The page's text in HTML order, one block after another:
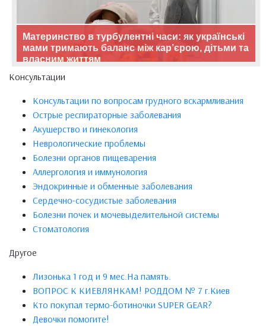
Материнство в турбулентні часи: як українські
мами тримають баланс між кар’єрою, дітьми та
власним життям
Консультации
Консультации по вопросам грудного вскармливания
Острые респираторные заболевания
Акушерство и гинекология
Неврологические проблемы
Болезни органов пищеварения
Аллергология и иммунология
Эндокринные и обменные заболевания
Сердечно-сосудистые заболевания
Болезни почек и мочевыделительной системы
Стоматология
Другое
Лизонька 1 год и 9 мес.На память.
ВОПРОС К КИЕВЛЯНКАМ! РОДДОМ № 7 г.Киев
Кто покупал термо-ботиночки SUPER GEAR?
Девочки помогите!